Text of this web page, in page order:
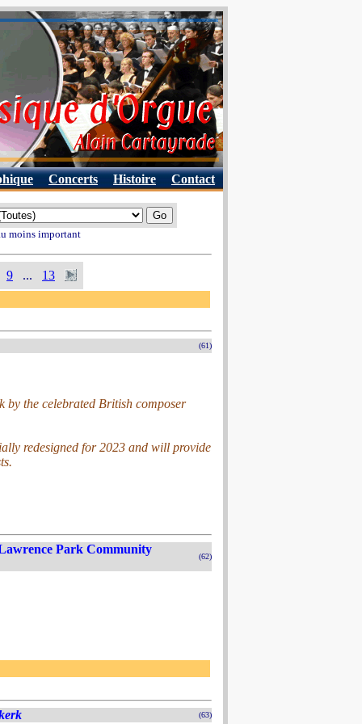
Concerts Histoire Contact
moins important
9 ... 13
(61)
the celebrated British composer
redesigned for 2023 and will provide
Park Community
(62)
(63)